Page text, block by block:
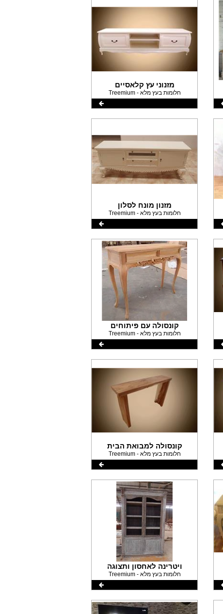
מזנוני עץ קלאסיים
Treemium - חלומות בעץ מלא
מזנון מונח לסלון
Treemium - חלומות בעץ מלא
קונסולה עם פיתוחים
Treemium - חלומות בעץ מלא
קונסולה למבואת הבית
Treemium - חלומות בעץ מלא
ויטרינה לאחסון ותצוגה
Treemium - חלומות בעץ מלא